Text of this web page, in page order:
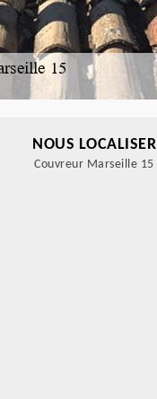
NOUS LOCALISER
Couvreur Marseille 15